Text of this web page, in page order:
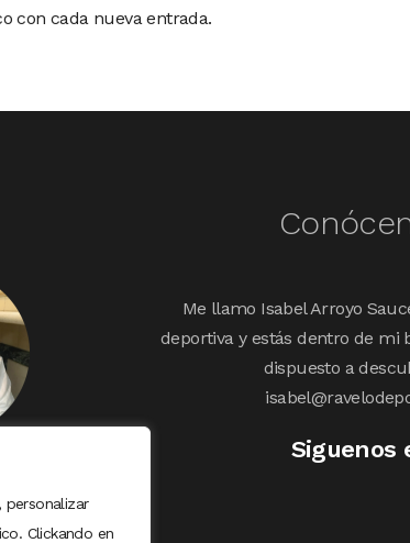
personalizar
Clickando en
con cada nueva entrada.
Me llamo Isabel Arroyo
deportiva y estás dentro de mi
dispuesto a
Siguenos